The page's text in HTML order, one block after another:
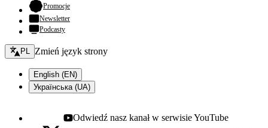
Promocje- otwiera się w nowej karcie
Newsletter
Podcasty
Zmień język - bieżący:
PL Zmień język strony
English (EN)
Українська (UA)
Youtube - otwiera się w nowej karcie
Odwiedź nasz kanał w serwisie YouTube